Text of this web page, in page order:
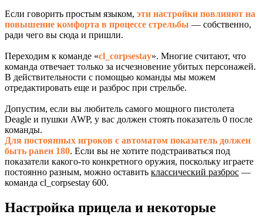
Если говорить простым языком, эти настройки повлияют на
повышение комфорта в процессе стрельбы — собственно,
ради чего вы сюда и пришли.
Переходим к команде «cl_corpsestay». Многие считают, что
команда отвечает только за исчезновение убитых персонажей.
В действительности с помощью команды мы можем
отредактировать еще и разброс при стрельбе.
Допустим, если вы любитель самого мощного пистолета
Deagle и пушки AWP, у вас должен стоять показатель 0 после
команды.
Для постоянных игроков с автоматом показатель должен
быть равен 180. Если вы не хотите подстраиваться под
показатели какого-то конкретного оружия, поскольку играете
постоянно разным, можно оставить классический разброс —
команда cl_corpsestay 600.
Настройка прицела и некоторые